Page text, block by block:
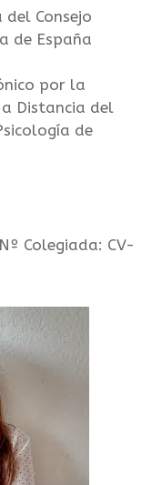
Consejo
de España
por la
Distancia del
de
Colegiada: CV-